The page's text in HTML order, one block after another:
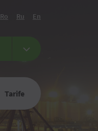
Ro Ru En
Tarife